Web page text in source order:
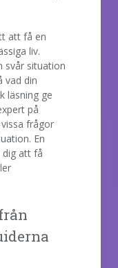
att få en
liv.
svår situation
vad din
läsning ge
på
frågor
En
dig att få